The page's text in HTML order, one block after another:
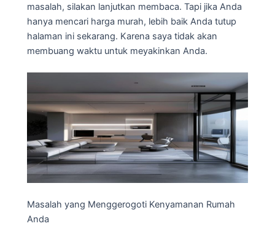
masalah, silakan lanjutkan membaca. Tapi jika Anda
hanya mencari harga murah, lebih baik Anda tutup
halaman ini sekarang. Karena saya tidak akan
membuang waktu untuk meyakinkan Anda.
Masalah yang Menggerogoti Kenyamanan Rumah
Anda